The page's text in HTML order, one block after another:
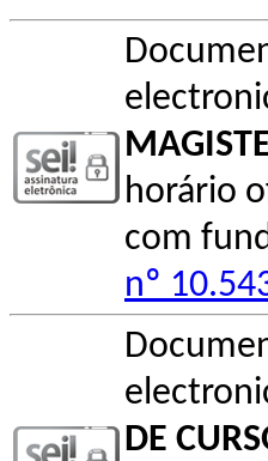
horário
com
nº
DE